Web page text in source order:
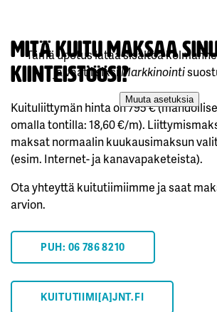
MITÄ KUITU MAKSAA
KIINTEISTÖÖSI?
Kuituliittymän hinta on 795 €
omalla tontilla: 18,60 €/m).
maksat normaalin kuukausimaksun
(esim. Internet- ja kanavapaketeista).
Ota yhteyttä kuitutiimiimme ja saat
arvion.
PUH: 06 786 8210
KUITUTIIMI[A]JNT.FI